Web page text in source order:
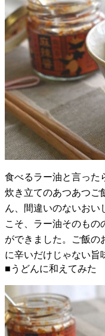
食べるラー油と言っ
炊き立てのあつあつ
ん、間違いのないおい
こそ、ラー油そのもの
ができました。ご飯の
に辛いだけじゃない旨
■うどんに和えてみた